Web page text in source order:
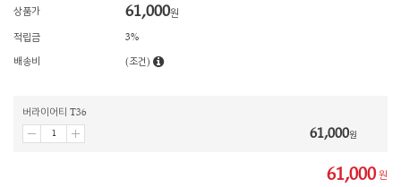
상품가 61,000원
적립금 3%
배송비 (조건)
버라이어티 T36
61,000원
61,000 원